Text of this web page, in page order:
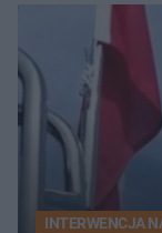
INTERWENCJA